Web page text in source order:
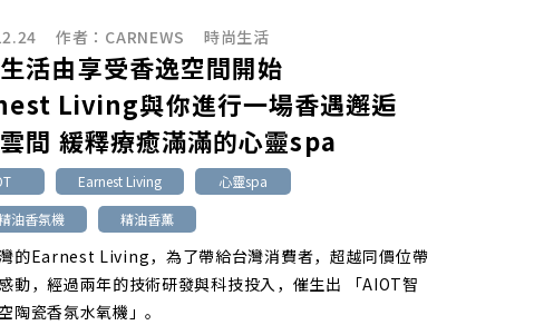
作者： CARNEWS 時尚生活
活由享受香逸空間開始
Living與你進行一場香遇邂逅
間 緩釋療癒滿滿的心靈spa
Earnest Living
心靈spa
油香氛機
精油香薰
的Earnest Living，為了帶給台灣消費者，超越同價位帶
動，經過兩年的技術研發與科技投入，催生出 「AIOT智
陶瓷香氛水氧機」。